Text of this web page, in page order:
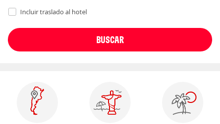
Incluir traslado al hotel